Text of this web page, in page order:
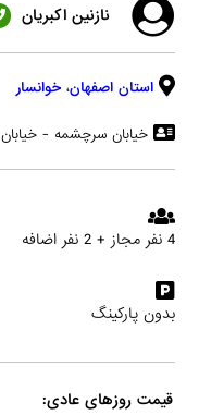
نازنین اکبریان
استان اصفهان، خوانسار
خیابان سرچشمه - خیابان 15 خرداد - چهل دستگاه
4 نفر مجاز + 2 نفر اضافه
بدون پارکینگ
قیمت روزهای عادی: